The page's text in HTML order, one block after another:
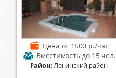
Ценаот 1500 р./час
Вместимость до 15 чел.
Район:Ленинский район